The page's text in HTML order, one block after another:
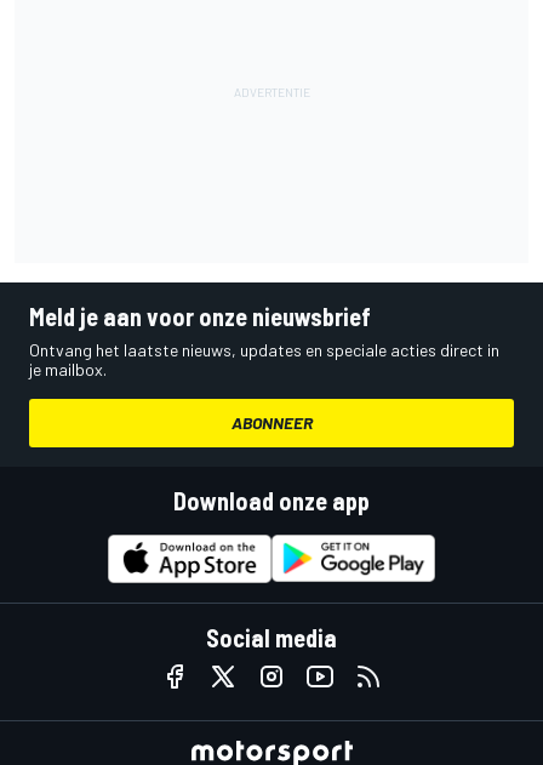
Meld je aan voor onze nieuwsbrief
Ontvang het laatste nieuws, updates en speciale acties direct in
je mailbox.
ABONNEER
Download onze app
Social media